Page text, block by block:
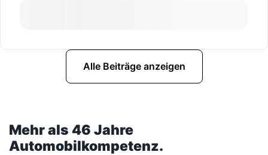
Alle Beiträge anzeigen
Mehr als 46 Jahre
Automobilkompetenz.